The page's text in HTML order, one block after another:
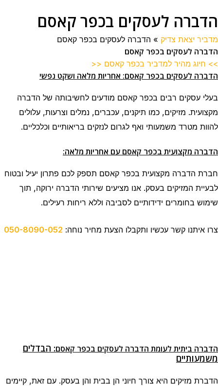
הדברה לעסקים בכפר קאסם
מדביר יצאת צדיק » הדברה לעסקים בכפר קאסם
הדברה לעסקים בכפר קאסם
>> חיוג מהיר למדביר בכפר קאסם <<
הדברה לעסקים בכפר קאסם: אחריות מלאה ושקט נפשי
בעלי עסקים רבים בכפר קאסם מודעים לחשיבותה של הדברה
מקצועית. מזיקים, כמו תיקנים, עכברים, נמלים וצרעות, עלולים
להוות מטרד משמעותי ואף לגרום לנזקים בריאותיים וכלכליים.
הדברה מקצועית בכפר קאסם עם אחריות מלאה:
חברת הדברה מקצועית בכפר קאסם תספק לכם פתרון יעיל ובטוח
לבעיית המזיקים בעסק. אנו מציעים שירותי הדברה ירוקה, תוך
שימוש בחומרים ידידותיים לסביבה וללא ריחות רעילים.
צרו איתנו קשר עכשיו ותקבלו הצעת מחיר נוחה: 050-8090-052
הדברה ביתית לעומת הדברה לעסקים בכפר קאסם: הבדלים
משמעותיים
הדברת מזיקים היא צורך חיוני הן בבית והן בעסק. עם זאת, קיימים